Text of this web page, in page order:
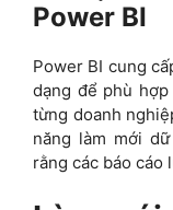
Power BI
Power BI cung
dạng để phù
từng doanh
năng làm mới
rằng các báo cáo